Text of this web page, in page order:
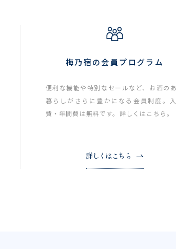
梅乃宿の会員プログラム
便利な機能や特別なセールなど、お酒の
暮らしがさらに豊かになる会員制度。
費・年間費は無料です。詳しくはこちら。
詳しくはこちら